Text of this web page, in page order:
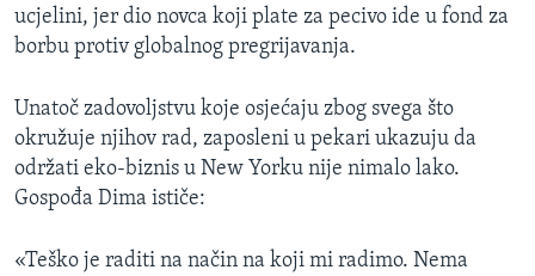
ucjelini, jer dio novca koji plate za pecivo ide u fond za
borbu protiv globalnog pregrijavanja.
Unatoč zadovoljstvu koje osjećaju zbog svega što
okružuje njihov rad, zaposleni u pekari ukazuju da
održati eko-biznis u New Yorku nije nimalo lako.
Gospođa Dima ističe:
«Teško je raditi na način na koji mi radimo. Nema